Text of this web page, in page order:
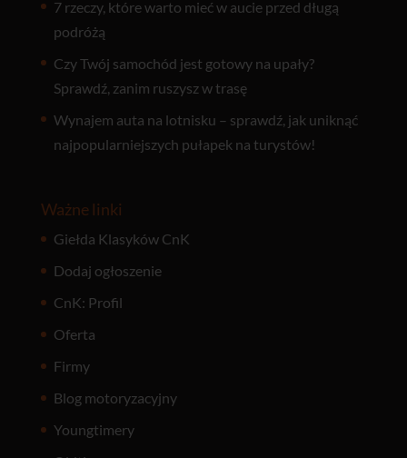
7 rzeczy, które warto mieć w aucie przed długą
podróżą
Czy Twój samochód jest gotowy na upały?
Sprawdź, zanim ruszysz w trasę
Wynajem auta na lotnisku – sprawdź, jak uniknąć
najpopularniejszych pułapek na turystów!
Ważne linki
Giełda Klasyków CnK
Dodaj ogłoszenie
CnK: Profil
Oferta
Firmy
Blog motoryzacyjny
Youngtimery